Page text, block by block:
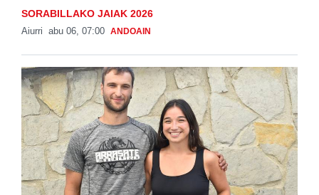
SORABILLAKO JAIAK 2026
Aiurri abu 06, 07:00 ANDOAIN